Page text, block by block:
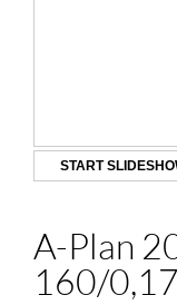
START
A-Plan
160/0,17